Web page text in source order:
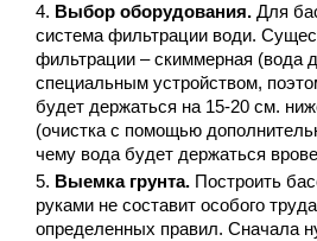
Выбор оборудования. Для
система фильтрации води.
фильтрации – скиммерная (вода
специальным устройством,
будет держаться на 15-20 см.
(очистка с помощью
чему вода будет держаться
Выемка грунта. Построить
руками не составит особого
определенных правил. Сначала